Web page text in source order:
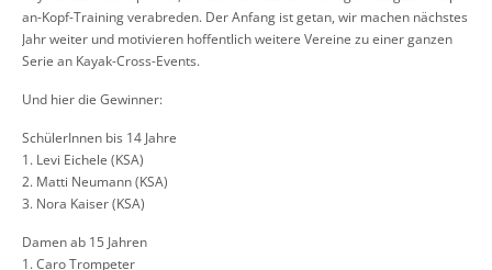
an-Kopf-Training verabreden. Der Anfang ist getan, wir machen nächstes
Jahr weiter und motivieren hoffentlich weitere Vereine zu einer ganzen
Serie an Kayak-Cross-Events.
Und hier die Gewinner:
SchülerInnen bis 14 Jahre
1. Levi Eichele (KSA)
2. Matti Neumann (KSA)
3. Nora Kaiser (KSA)
Damen ab 15 Jahren
1. Caro Trompeter